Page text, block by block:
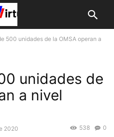
500 unidades de la OMSA operan a
unidades de
a nivel
2020 0
538